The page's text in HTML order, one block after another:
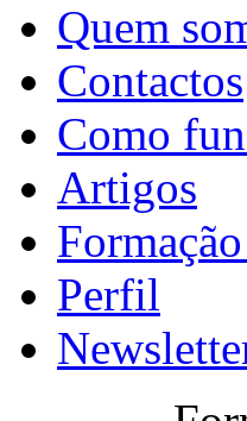
Quem
Contactos
Como
Artigos
Perfil